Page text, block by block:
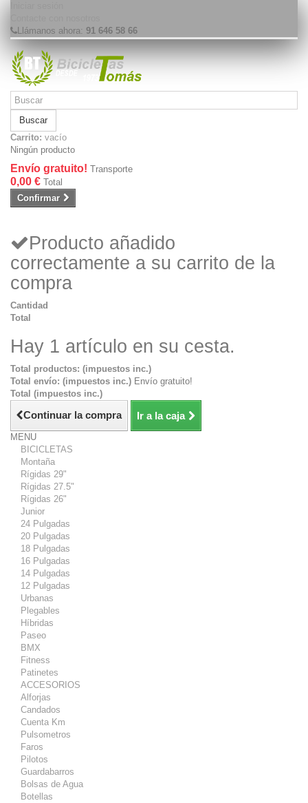
Llámanos ahora: 91 646 58 66
Buscar
Carrito: vacío
Ningún producto
Envío gratuito! Transporte
0,00 € Total
Confirmar
Producto añadido
correctamente a su carrito de la
compra
Cantidad
Total
Hay 1 artículo en su cesta.
Total productos: (impuestos inc.)
Total envío: (impuestos inc.) Envío gratuito!
Total (impuestos inc.)
Continuar la compra Ir a la caja
MENU
BICICLETAS
Montaña
Rígidas 29"
Rígidas 27.5"
Rígidas 26"
Junior
24 Pulgadas
20 Pulgadas
18 Pulgadas
16 Pulgadas
14 Pulgadas
12 Pulgadas
Urbanas
Plegables
Híbridas
Paseo
BMX
Fitness
Patinetes
ACCESORIOS
Alforjas
Candados
Cuenta Km
Pulsometros
Faros
Pilotos
Guardabarros
Bolsas de Agua
Botellas